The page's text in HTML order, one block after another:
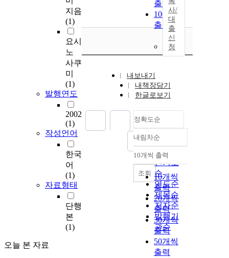
지음
(1)
요시
노
사쿠
미
(1)
발행연도
2002
(1)
작성언어
한국
어
(1)
자료형태
단행
본
(1)
오늘 본 자료
출력
100개씩
출력
사/
대
출
신
청
내보내기
내책장담기
한글로보기
정확도순
정확도
순
인기도
순
연도순
제목순
저자순
발행기
관순
내림차순
내림차순
10개씩 출력
10개씩
출력
20개씩
출력
30개씩
출력
50개씩
출력
조회